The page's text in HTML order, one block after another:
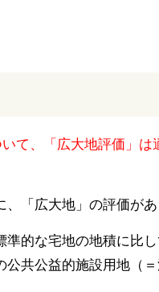
て、「広大地評価」は
「広大地」の評価があ
準的な宅地の地積に比
共公益的施設用地（